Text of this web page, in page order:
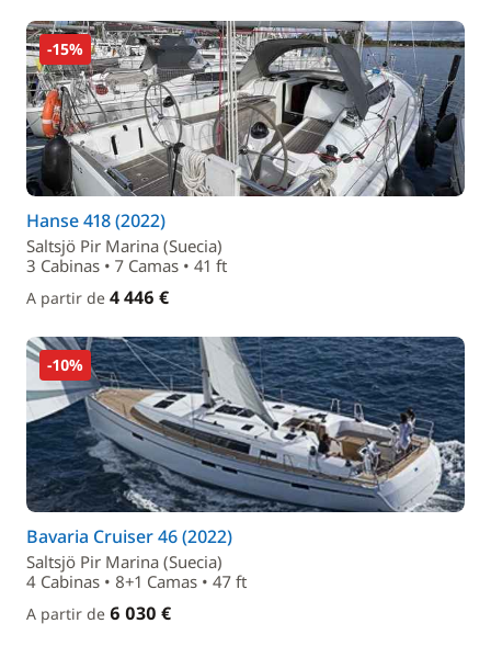
-15%
Hanse 418 (2022)
Saltsjö Pir Marina (Suecia)
3 Cabinas • 7 Camas • 41 ft
A partir de 4 446 €
-10%
Bavaria Cruiser 46 (2022)
Saltsjö Pir Marina (Suecia)
4 Cabinas • 8+1 Camas • 47 ft
A partir de 6 030 €